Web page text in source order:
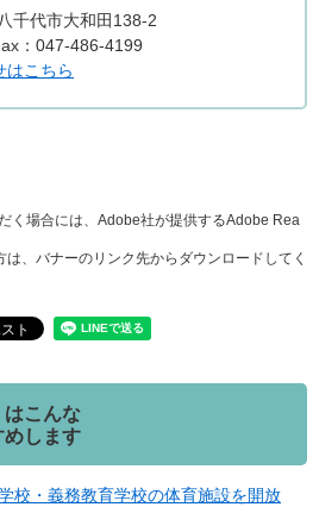
千代市大和田138-2
：047-486-4199
はこちら
く場合には、Adobe社が提供するAdobe Rea
、バナーのリンク先からダウンロードしてく
はこんな
めします
校・義務教育学校の体育施設を開放